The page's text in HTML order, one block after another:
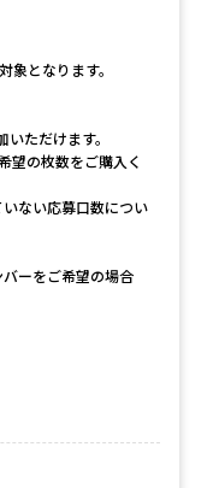
となります。
ただけます。
望の枚数をご購入く
ない応募口数につい
ーをご希望の場合